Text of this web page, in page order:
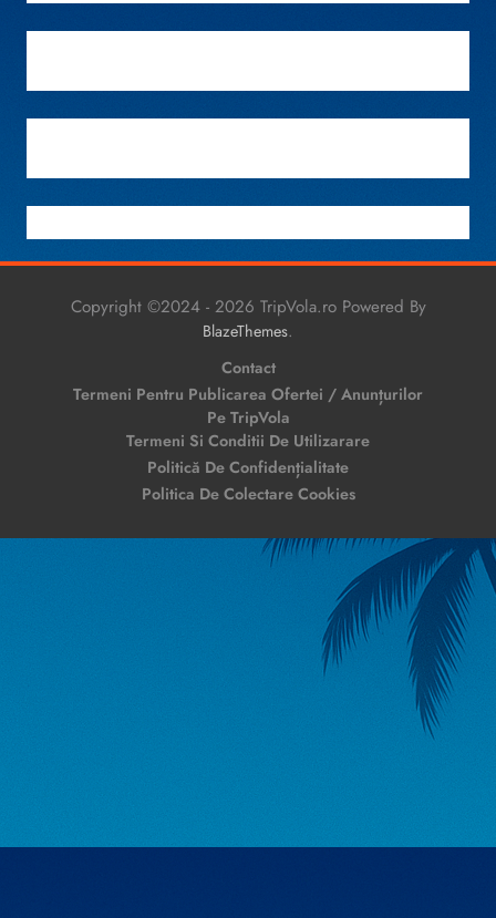
Copyright ©2024 - 2026 TripVola.ro Powered By
BlazeThemes.
Contact
Termeni Pentru Publicarea Ofertei / Anunțurilor
Pe TripVola
Termeni Si Conditii De Utilizarare
Politică De Confidențialitate
Politica De Colectare Cookies